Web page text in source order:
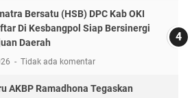
Bersatu (HSB) DPC Kab OKI
Di Kesbangpol Siap Bersinergi
Daerah
Tidak ada komentar
AKBP Ramadhona Tegaskan